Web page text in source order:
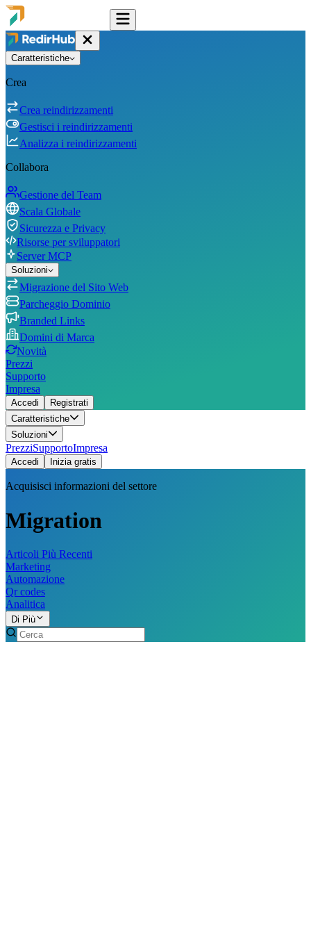
Caratteristiche
Crea
Crea reindirizzamenti
Gestisci i reindirizzamenti
Analizza i reindirizzamenti
Collabora
Gestione del Team
Scala Globale
Sicurezza e Privacy
Risorse per sviluppatori
Server MCP
Soluzioni
Migrazione del Sito Web
Parcheggio Dominio
Branded Links
Domini di Marca
Novità
Prezzi
Supporto
Impresa
Accedi
Registrati
Caratteristiche
Soluzioni
PrezziSupportoImpresa
Accedi Inizia gratis
Acquisisci informazioni del settore
Migration
Articoli Più Recenti
Marketing
Automazione
Qr codes
Analitica
Di Più